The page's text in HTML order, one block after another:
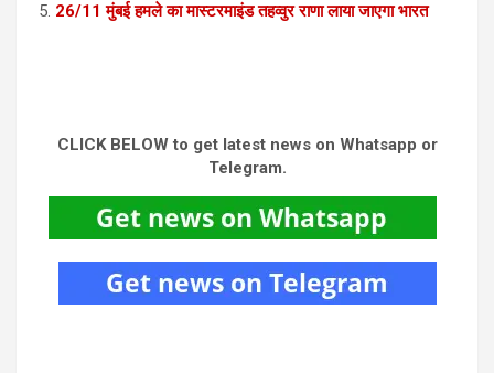
26/11 मुंबई हमले का मास्टरमाइंड तहव्वुर राणा लाया जाएगा भारत
CLICK BELOW to get latest news on Whatsapp or
Telegram.